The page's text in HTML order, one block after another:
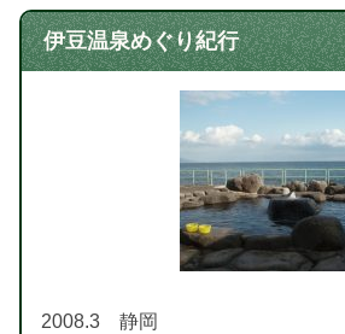
伊豆温泉めぐり紀行
2008.3 静岡